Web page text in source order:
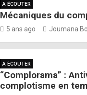
A ÉCOUTER
Mécaniques du
5 ans ago Joumana
A ÉCOUTER
“Complorama” :
complotisme en